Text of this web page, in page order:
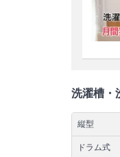
洗濯槽・
縦型
ドラム式